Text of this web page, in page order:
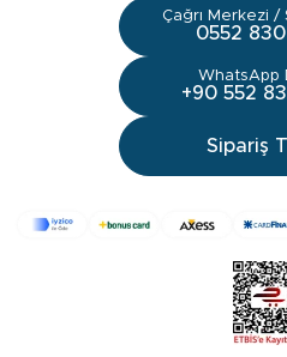
Çağrı Merkezi /
0552
WhatsApp
+90 552
Sipariş